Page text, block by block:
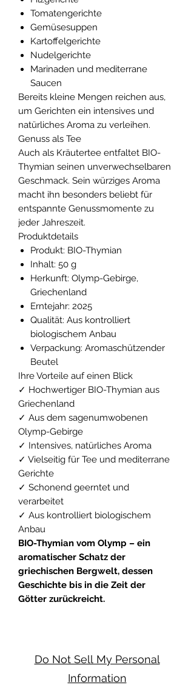
Tomatengerichte
Gemüsesuppen
Kartoffelgerichte
Nudelgerichte
Marinaden und mediterrane
Saucen
Bereits kleine Mengen reichen aus,
um Gerichten ein intensives und
natürliches Aroma zu verleihen.
Genuss als Tee
Auch als Kräutertee entfaltet BIO-
Thymian seinen unverwechselbaren
Geschmack. Sein würziges Aroma
macht ihn besonders beliebt für
entspannte Genussmomente zu
jeder Jahreszeit.
Produktdetails
Produkt: BIO-Thymian
Inhalt: 50 g
Herkunft: Olymp-Gebirge,
Griechenland
Erntejahr: 2025
Qualität: Aus kontrolliert
biologischem Anbau
Verpackung: Aromaschützender
Beutel
Ihre Vorteile auf einen Blick
✓ Hochwertiger BIO-Thymian aus
Griechenland
✓ Aus dem sagenumwobenen
Olymp-Gebirge
✓ Intensives, natürliches Aroma
✓ Vielseitig für Tee und mediterrane
Gerichte
✓ Schonend geerntet und
verarbeitet
✓ Aus kontrolliert biologischem
Anbau
BIO-Thymian vom Olymp – ein
aromatischer Schatz der
griechischen Bergwelt, dessen
Geschichte bis in die Zeit der
Götter zurückreicht.
Do Not Sell My Personal
Information